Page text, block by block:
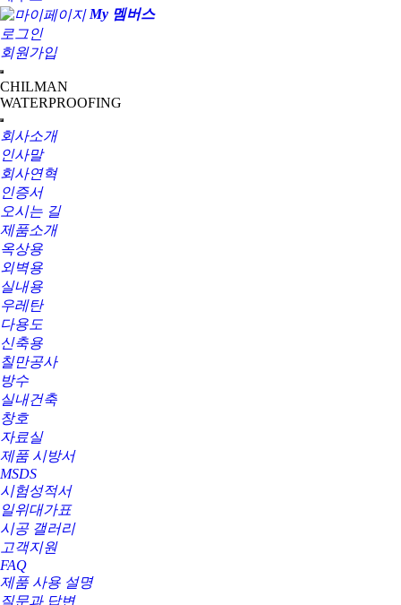
My 멤버스
로그인
회원가입
CHILMAN
WATERPROOFING
회사소개
인사말
회사연혁
인증서
오시는 길
제품소개
옥상용
외벽용
실내용
우레탄
다용도
신축용
칠만공사
방수
실내건축
창호
자료실
제품 시방서
MSDS
시험성적서
일위대가표
시공 갤러리
고객지원
FAQ
제품 사용 설명
질문과 답변